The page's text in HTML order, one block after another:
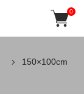
0
150×100cm